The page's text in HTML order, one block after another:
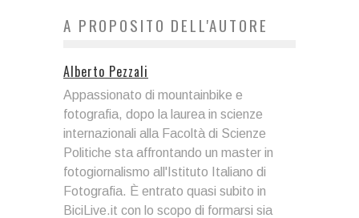
A PROPOSITO DELL'AUTORE
Alberto Pezzali
Appassionato di mountainbike e
fotografia, dopo la laurea in scienze
internazionali alla Facoltà di Scienze
Politiche sta affrontando un master in
fotogiornalismo all'Istituto Italiano di
Fotografia. È entrato quasi subito in
BiciLive.it con lo scopo di formarsi sia